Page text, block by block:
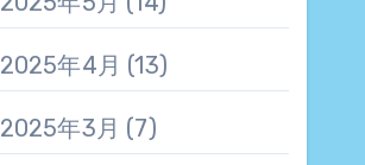
2025年4月 (13)
2025年3月 (7)